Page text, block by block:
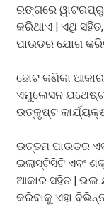
ରଙ୍ଗରେ
କରିଥାଏ | ଏଥି
ପାଉଡର ଯୋଗ
ଛୋଟ କଣିକା
ଏମୁଲେସନ
ଉତ୍କୃଷ୍ଟ
ଉତ୍ତମ ପାଉଡର
ଇଲାସ୍ଟିସିଟି ଏବଂ
ଆକାର ସହିତ | ଭଲ
କରିବାକୁ ଏହା